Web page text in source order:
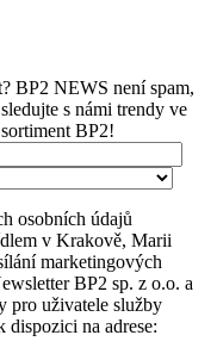
BP2 NEWS není spam,
s námi trendy ve
BP2!
osobních údajů
v Krakově, Marii
marketingových
BP2 sp. z o.o. a
pro uživatele služby
dispozici na adrese: